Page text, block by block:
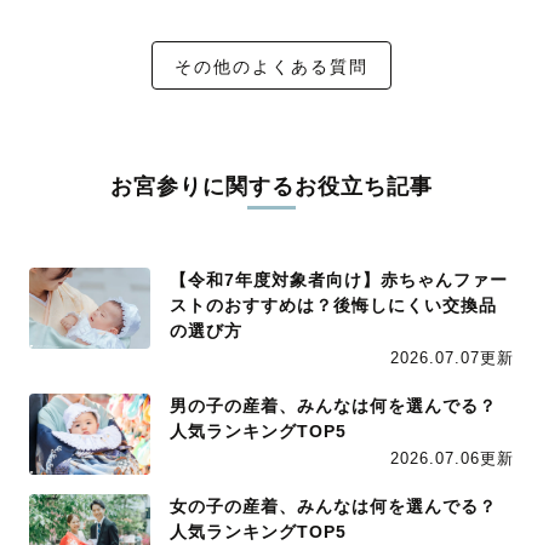
その他のよくある質問
お宮参りに関するお役立ち記事
【令和7年度対象者向け】赤ちゃんファー
ストのおすすめは？後悔しにくい交換品
の選び方
2026.07.07更新
男の子の産着、みんなは何を選んでる？
人気ランキングTOP5
2026.07.06更新
女の子の産着、みんなは何を選んでる？
人気ランキングTOP5